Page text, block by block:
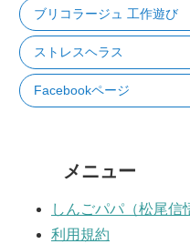
ブリコラージュ 工作遊び
ストレスヘラス
Facebookページ
メニュー
しんごパパ（松尾信
利用規約